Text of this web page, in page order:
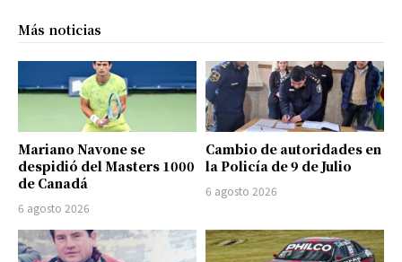
Más noticias
Mariano Navone se
despidió del Masters 1000
de Canadá
6 agosto 2026
Cambio de autoridades en
la Policía de 9 de Julio
6 agosto 2026